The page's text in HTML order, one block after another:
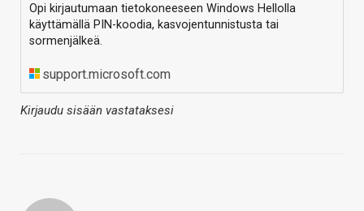
Opi kirjautumaan tietokoneeseen Windows Hellolla
käyttämällä PIN-koodia, kasvojentunnistusta tai
sormenjälkeä.
support.microsoft.com
Kirjaudu sisään vastataksesi